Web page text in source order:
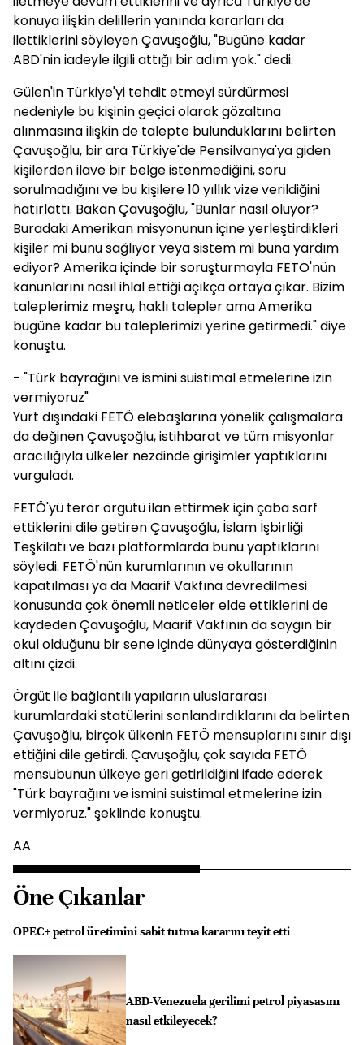
konuya ilişkin delillerin yanında kararları da
ilettiklerini söyleyen Çavuşoğlu, "Bugüne kadar
ABD'nin iadeyle ilgili attığı bir adım yok." dedi.
Gülen'in Türkiye'yi tehdit etmeyi sürdürmesi
nedeniyle bu kişinin geçici olarak gözaltına
alınmasına ilişkin de talepte bulunduklarını belirten
Çavuşoğlu, bir ara Türkiye'de Pensilvanya'ya giden
kişilerden ilave bir belge istenmediğini, soru
sorulmadığını ve bu kişilere 10 yıllık vize verildiğini
hatırlattı. Bakan Çavuşoğlu, "Bunlar nasıl oluyor?
Buradaki Amerikan misyonunun içine yerleştirdikleri
kişiler mi bunu sağlıyor veya sistem mi buna yardım
ediyor? Amerika içinde bir soruşturmayla FETÖ'nün
kanunlarını nasıl ihlal ettiği açıkça ortaya çıkar. Bizim
taleplerimiz meşru, haklı talepler ama Amerika
bugüne kadar bu taleplerimizi yerine getirmedi." diye
konuştu.
- "Türk bayrağını ve ismini suistimal etmelerine izin
vermiyoruz"
Yurt dışındaki FETÖ elebaşlarına yönelik çalışmalara
da değinen Çavuşoğlu, istihbarat ve tüm misyonlar
aracılığıyla ülkeler nezdinde girişimler yaptıklarını
vurguladı.
FETÖ'yü terör örgütü ilan ettirmek için çaba sarf
ettiklerini dile getiren Çavuşoğlu, İslam İşbirliği
Teşkilatı ve bazı platformlarda bunu yaptıklarını
söyledi. FETÖ'nün kurumlarının ve okullarının
kapatılması ya da Maarif Vakfına devredilmesi
konusunda çok önemli neticeler elde ettiklerini de
kaydeden Çavuşoğlu, Maarif Vakfının da saygın bir
okul olduğunu bir sene içinde dünyaya gösterdiğinin
altını çizdi.
Örgüt ile bağlantılı yapıların uluslararası
kurumlardaki statülerini sonlandırdıklarını da belirten
Çavuşoğlu, birçok ülkenin FETÖ mensuplarını sınır dışı
ettiğini dile getirdi. Çavuşoğlu, çok sayıda FETÖ
mensubunun ülkeye geri getirildiğini ifade ederek
"Türk bayrağını ve ismini suistimal etmelerine izin
vermiyoruz." şeklinde konuştu.
AA
Öne Çıkanlar
OPEC+ petrol üretimini sabit tutma kararını teyit etti
ABD-Venezuela gerilimi petrol piyasasını
nasıl etkileyecek?